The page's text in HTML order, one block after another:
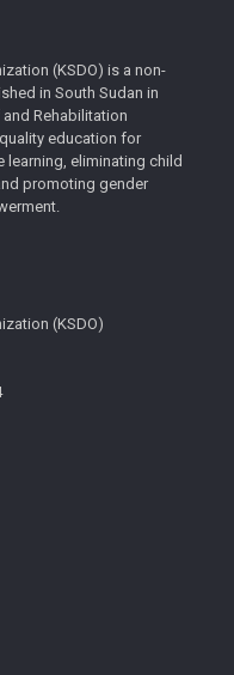
(KSDO) is a non-
in South Sudan in
Rehabilitation
education for
eliminating child
promoting gender
(KSDO)